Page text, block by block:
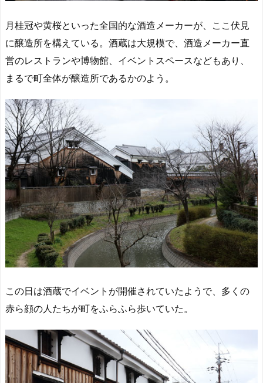
月桂冠や黄桜といった全国的な酒造メーカーが、ここ伏見
に醸造所を構えている。酒蔵は大規模で、酒造メーカー直
営のレストランや博物館、イベントスペースなどもあり、
まるで町全体が醸造所であるかのよう。
この日は酒蔵でイベントが開催されていたようで、多くの
赤ら顔の人たちが町をふらふら歩いていた。